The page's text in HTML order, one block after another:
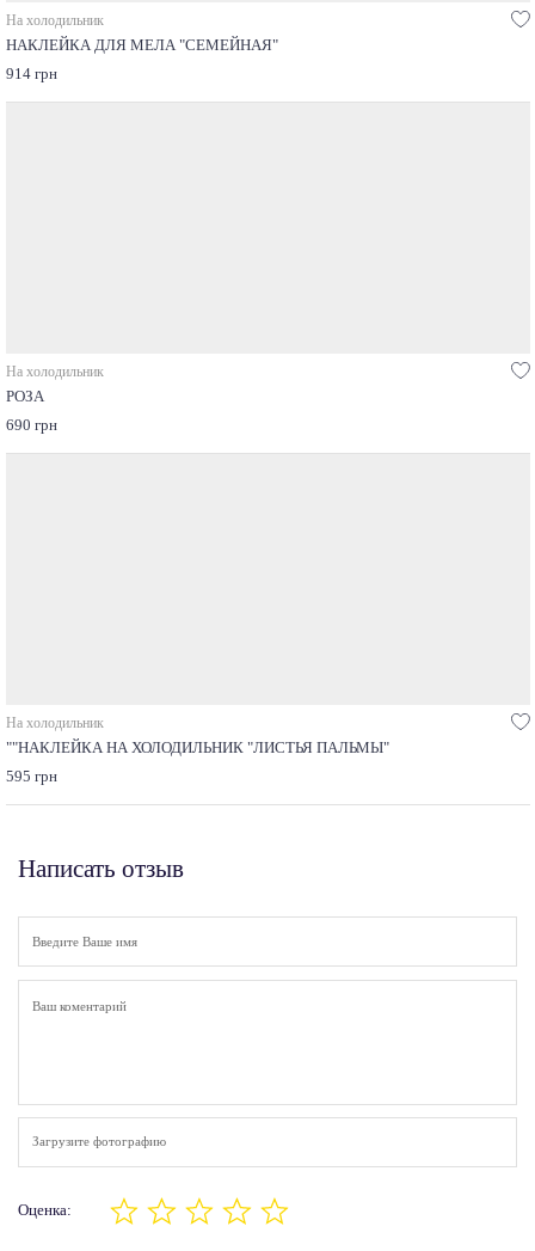
На холодильник
НАКЛЕЙКА ДЛЯ МЕЛА "СЕМЕЙНАЯ"
914 грн
На холодильник
РОЗА
690 грн
На холодильник
""НАКЛЕЙКА НА ХОЛОДИЛЬНИК "ЛИСТЬЯ ПАЛЬМЫ"
595 грн
Написать отзыв
Загрузите фотографию
Оценка: